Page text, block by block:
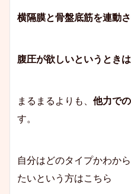
横隔膜と骨盤底筋を連動
腹圧が欲しいというときは
まるまるよりも、 他力で
す。
自分はどのタイプかわか
たいという方はこちら